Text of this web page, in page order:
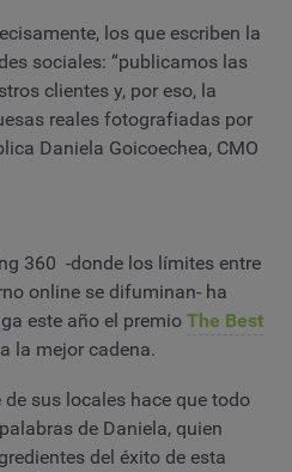
los que escriben la
sociales: “publicamos las
clientes y, por eso, la
reales fotografiadas por
Daniela Goicoechea, CMO
360 -donde los límites entre
online se difuminan- ha
este año el premio The Best
a la mejor cadena.
sus locales hace que todo
de Daniela, quien
del éxito de esta